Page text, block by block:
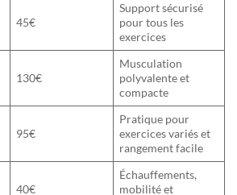
45€
Support sécurisé
pour tous les
exercices
130€
Musculation
polyvalente et
compacte
95€
Pratique pour
exercices variés et
rangement facile
40€
Échauffements,
mobilité et